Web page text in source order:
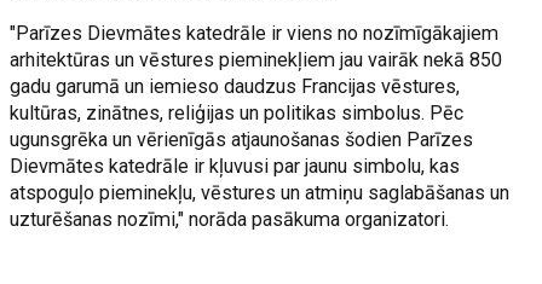
"Parīzes Dievmātes katedrāle ir viens no nozīmīgākajiem
arhitektūras un vēstures pieminekļiem jau vairāk nekā 850
gadu garumā un iemieso daudzus Francijas vēstures,
kultūras, zinātnes, reliģijas un politikas simbolus. Pēc
ugunsgrēka un vērienīgās atjaunošanas šodien Parīzes
Dievmātes katedrāle ir kļuvusi par jaunu simbolu, kas
atspoguļo pieminekļu, vēstures un atmiņu saglabāšanas un
uzturēšanas nozīmi," norāda pasākuma organizatori.